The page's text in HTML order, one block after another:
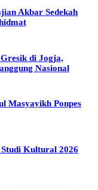
Akbar Sedekah
di Jogja,
Nasional
Masyayikh Ponpes
Kultural 2026